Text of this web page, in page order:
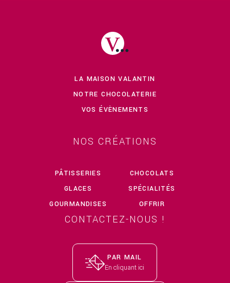
LA MAISON VALANTIN
NOTRE CHOCOLATERIE
VOS ÉVÈNEMENTS
NOS CRÉATIONS
PÂTISSERIES
CHOCOLATS
GLACES
SPÉCIALITÉS
GOURMANDISES
OFFRIR
CONTACTEZ-NOUS !
PAR MAIL